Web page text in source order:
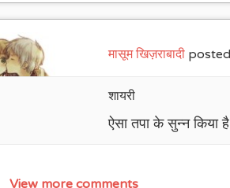
मासूम खिज़राबादी
शायरी
ऐसा तपा के सुन्न किया
View more comments